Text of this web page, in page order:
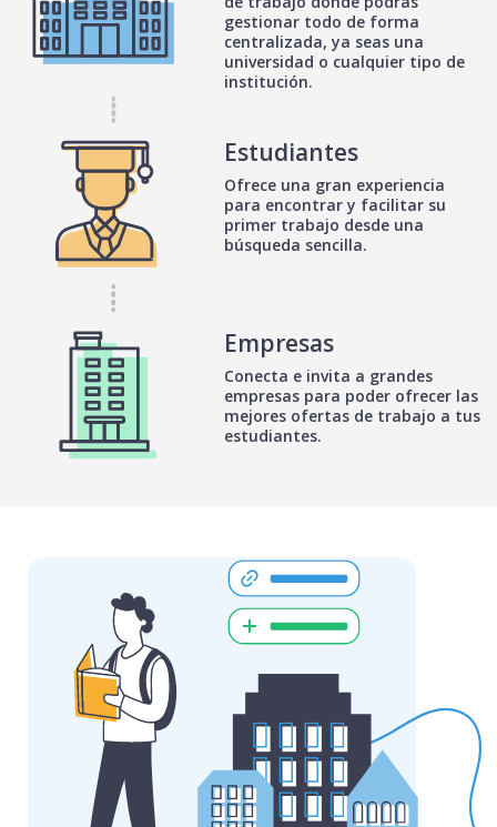
gestionar todo de forma
centralizada, ya seas una
universidad o cualquier tipo de
institución.
Estudiantes
Ofrece una gran experiencia
para encontrar y facilitar su
primer trabajo desde una
búsqueda sencilla.
Empresas
Conecta e invita a grandes
empresas para poder ofrecer las
mejores ofertas de trabajo a tus
estudiantes.